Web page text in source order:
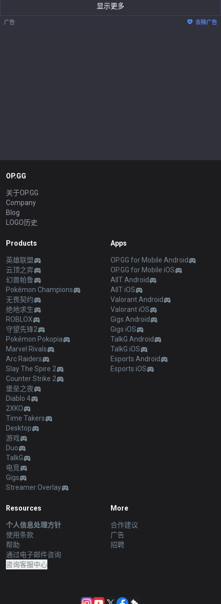
显示更多
广告 去除广告
OP.GG
关于OP.GG
Company
Blog
LOGO历史
Products
英雄联盟
云顶之弈
幻兽帕鲁
Pokémon Champions
无畏契约
绝地求生
ROBLOX
守望先锋2
Pokémon Pokopia
Marvel Rivals
Arc Raiders
Slay The Spire 2
Counter Strike 2
堡垒之夜
Diablo 4
2XKO
Time Takers
Desktop
游戏
Duo
TalkG
电竞
Gigs
Streamer Overlay
Apps
OP.GG for Mobile Android
OP.GG for Mobile iOS
AllT Android
AllT iOS
Valorant Android
Valorant iOS
Gigs Android
Gigs iOS
TalkG Android
TalkG iOS
Esports Android
Esports iOS
Resources
个人信息处理方针
使用条款
帮助
通过电子邮件咨询
咨询客服中心
More
合作建议
广告
招聘